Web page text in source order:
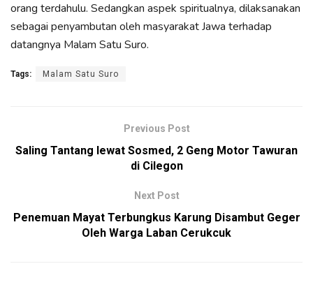
orang terdahulu. Sedangkan aspek spiritualnya, dilaksanakan
sebagai penyambutan oleh masyarakat Jawa terhadap
datangnya Malam Satu Suro.
Tags: Malam Satu Suro
Previous Post
Saling Tantang lewat Sosmed, 2 Geng Motor Tawuran
di Cilegon
Next Post
Penemuan Mayat Terbungkus Karung Disambut Geger
Oleh Warga Laban Cerukcuk